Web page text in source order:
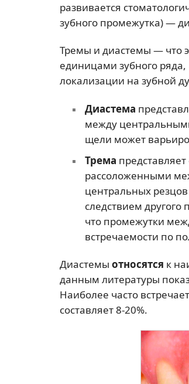
развивается
зубного промежутка) —
Тремы и диастемы — что
единицами зубного
локализации на зубной
Диастема
между
щели может
Трема
рассоложенными
центральных
следствием другого
что промежутки
встречаемости по
Диастемы относятся к
данным литературы
Наиболее часто
составляет 8-20%.